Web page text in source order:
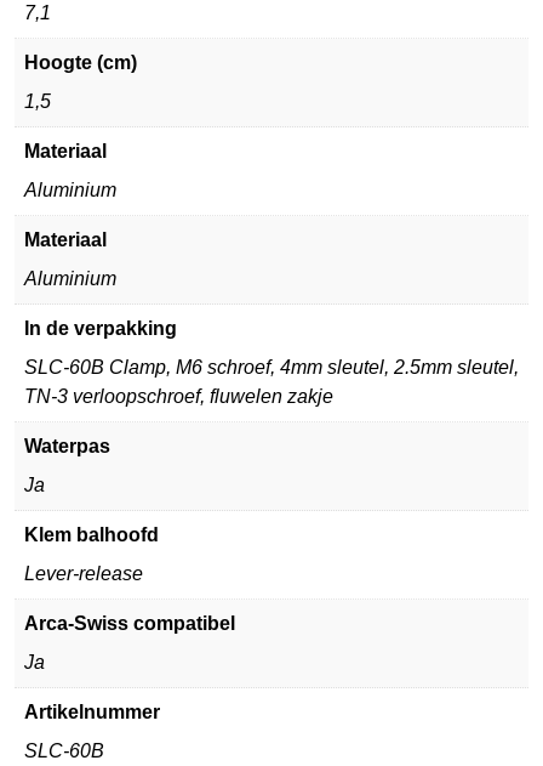
7,1
Hoogte (cm)
1,5
Materiaal
Aluminium
Materiaal
Aluminium
In de verpakking
SLC-60B Clamp, M6 schroef, 4mm sleutel, 2.5mm sleutel,
TN-3 verloopschroef, fluwelen zakje
Waterpas
Ja
Klem balhoofd
Lever-release
Arca-Swiss compatibel
Ja
Artikelnummer
SLC-60B